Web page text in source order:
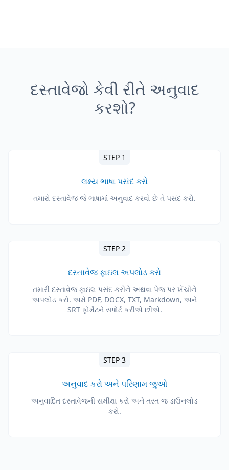
દસ્તાવેજો કેવી રીતે અનુવાદ
કરશો?
STEP 1
લક્ષ્ય ભાષા પસંદ કરો
તમારો દસ્તાવેજ જે ભાષામાં અનુવાદ કરવો છે તે પસંદ કરો.
STEP 2
દસ્તાવેજ ફાઇલ અપલોડ કરો
તમારી દસ્તાવેજ ફાઇલ પસંદ કરીને અથવા પેજ પર ખેંચીને
અપલોડ કરો. અમે PDF, DOCX, TXT, Markdown, અને
SRT ફોર્મેટને સપોર્ટ કરીએ છીએ.
STEP 3
અનુવાદ કરો અને પરિણામ જુઓ
અનુવાદિત દસ્તાવેજની સમીક્ષા કરો અને તરત જ ડાઉનલોડ
કરો.